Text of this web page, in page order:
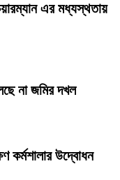
এর মধ্যস্থতায়
না জমির দখল
কর্মশালার উদ্বোধন